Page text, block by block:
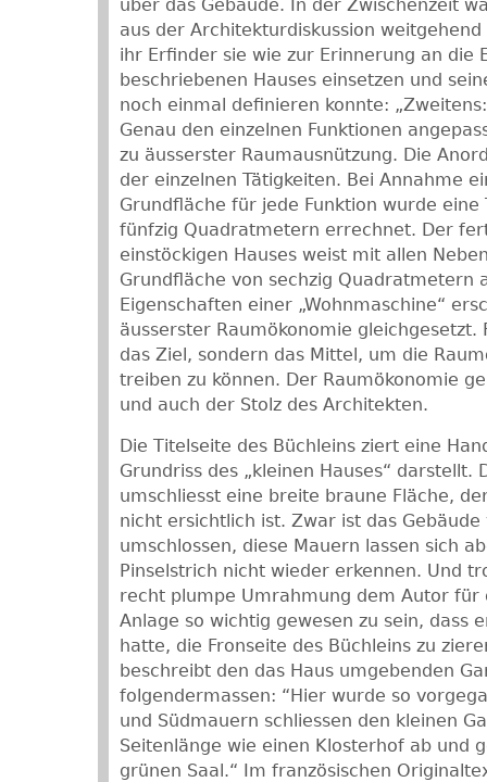
über das Gebäude. In der Zwischenzeit
aus der Architekturdiskussion
ihr Erfinder sie wie zur Erinnerung an die
beschriebenen Hauses einsetzen und
noch einmal definieren konnte:
Genau den einzelnen Funktionen
zu äusserster Raumausnützung. Die
der einzelnen Tätigkeiten. Bei Annahme
Grundfläche für jede Funktion wurde eine
fünfzig Quadratmetern errechnet. Der
einstöckigen Hauses weist mit allen
Grundfläche von sechzig Quadratmetern
Eigenschaften einer „Wohnmaschine“
äusserster Raumökonomie gleichgesetzt.
das Ziel, sondern das Mittel, um die
treiben zu können. Der Raumökonomie
und auch der Stolz des Architekten.
Die Titelseite des Büchleins ziert eine
Grundriss des „kleinen Hauses“ darstellt.
umschliesst eine breite braune Fläche,
nicht ersichtlich ist. Zwar ist das
umschlossen, diese Mauern lassen sich
Pinselstrich nicht wieder erkennen. Und
recht plumpe Umrahmung dem Autor für
Anlage so wichtig gewesen zu sein, dass
hatte, die Fronseite des Büchleins zu
beschreibt den das Haus umgebenden
folgendermassen: “Hier wurde so
und Südmauern schliessen den kleinen
Seitenlänge wie einen Klosterhof ab und
grünen Saal.“ Im französischen